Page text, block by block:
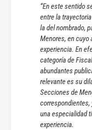
“En este sentido
entre la
la del nombrado,
Menores, en cuyo
experiencia. En
categoría de
abundantes
relevante es su
Secciones de
correspondientes,
una especialidad
experiencia.